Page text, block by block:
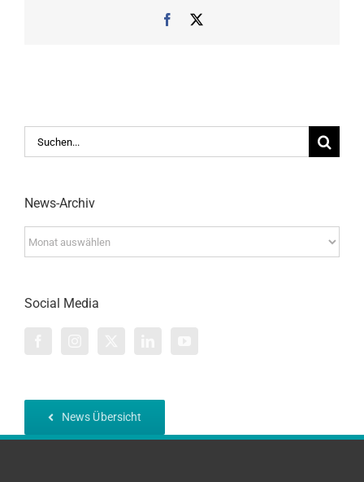
Facebook
Suche
News-Archiv
News-
Social Media
News Übersicht